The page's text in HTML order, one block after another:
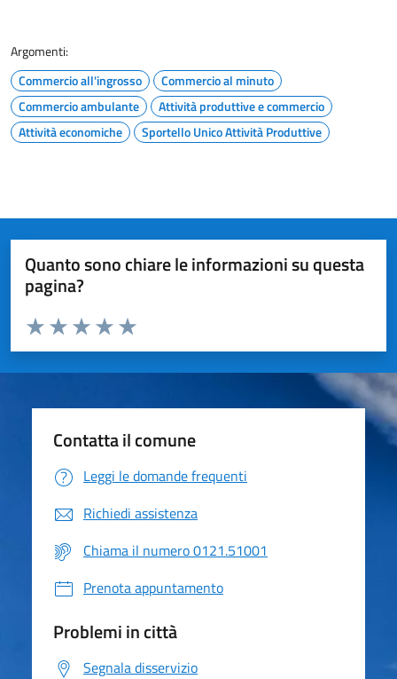
Argomenti:
Commercio all'ingrosso
Commercio al minuto
Commercio ambulante
Attività produttive e commercio
Attività economiche
Sportello Unico Attività Produttive
Quanto sono chiare le informazioni su questa
pagina?
Valuta da 1 a 5 stelle la pagina
Valuta 5 stelle su 5
Valuta 4 stelle su 5
Valuta 3 stelle su 5
Valuta 2 stelle su 5
Valuta 1 stelle su 5
Contatta il comune
Leggi le domande frequenti
Richiedi assistenza
Chiama il numero 0121.51001
Prenota appuntamento
Problemi in città
Segnala disservizio